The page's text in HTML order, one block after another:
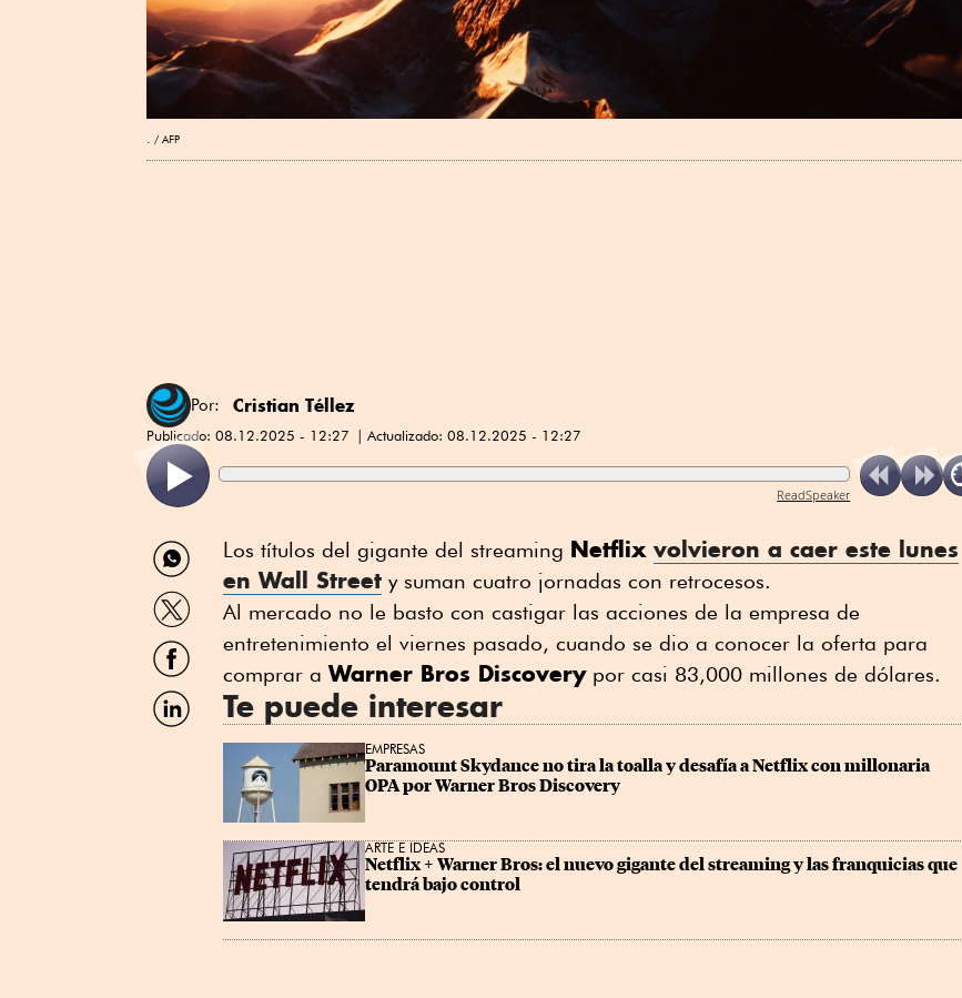
. AFP
Por: Cristian Téllez
Publicado: 08.12.2025 - 12:27 Actualizado: 08.12.2025 - 12:27
ReadSpeaker
Compartir
por
WhatsApp
Compartir
por
Twitter
Compartir
por
Facebook
Compartir
por
Los títulos del gigante del streaming Netflix volvieron a caer este lunes
en Wall Street y suman cuatro jornadas con retrocesos.
Al mercado no le basto con castigar las acciones de la empresa de
entretenimiento el viernes pasado, cuando se dio a conocer la oferta para
comprar aWarner Bros Discoverypor casi 83,000 millones de dólares.
Te puede interesar
EMPRESAS
Paramount Skydance no tira la toalla y desafía a Netflix con millonaria
OPA por Warner Bros Discovery
ARTE E IDEAS
Netflix + Warner Bros: el nuevo gigante del streaming y las franquicias que
tendrá bajo control